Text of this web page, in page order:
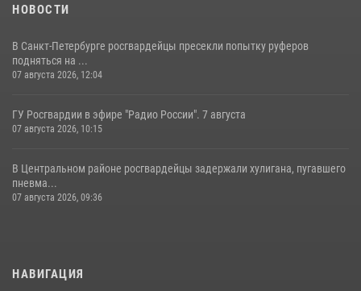
НОВОСТИ
В Санкт-Петербурге росгвардейцы пресекли попытку руферов
подняться на ...
07 августа 2026, 12:04
ГУ Росгвардии в эфире "Радио России". 7 августа
07 августа 2026, 10:15
В Центральном районе росгвардейцы задержали хулигана, пугавшего
пневма...
07 августа 2026, 09:36
НАВИГАЦИЯ